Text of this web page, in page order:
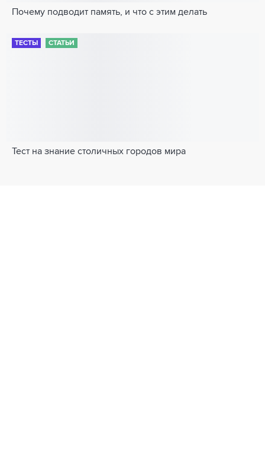
Почему подводит память, и что с этим делать
ТЕСТЫ СТАТЬИ
Тест на знание столичных городов мира